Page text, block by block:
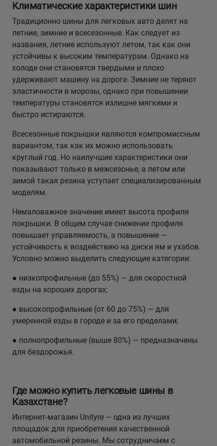
Климатические характеристики шин
Традиционно шины для легковых авто делят на
летние, зимние и всесезонные. Как следует из
названия, летние используют летом, так как они
устойчивы к высоким температурам. Однако на
холоде они становятся твердыми и плохо
удерживают машину на дороге. Зимние не теряют
эластичности в морозы, однако при повышении
температуры становятся излишне мягкими и
быстро истираются.
Всесезонные покрышки являются компромиссным
вариантом, так как их можно использовать
круглый год. Но наилучшие характеристики они
показывают только в межсезонье, а летом или
зимой такая резина уступает специализированным
моделям.
Немаловажное значение имеет высота профиля
покрышки. В общем случае снижение профиля
повышает управляемость, а повышение —
устойчивость к воздействию на диски ям и ухабов.
Условно можно выделить следующие категории:
● низкопрофильные (до 55%) — для скоростной
езды на хороших дорогах;
● высокопрофильные (от 60 до 75%) — для
умеренной езды в городе и за его пределами;
● полнопрофильные (выше 80%) — предназначены
для бездорожья.
Где можно купить легковые шины в
Казахстане?
Интернет-магазин Unityre — одна из лучших
площадок для приобретения качественной
автомобильной резины. Мы сотрудничаем с